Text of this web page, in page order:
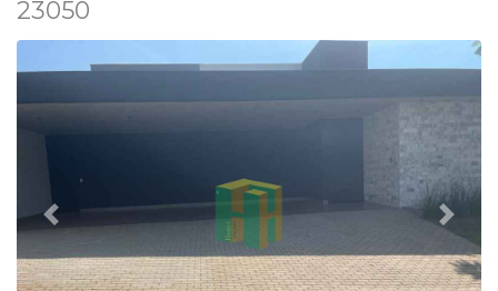
23050
Anterior